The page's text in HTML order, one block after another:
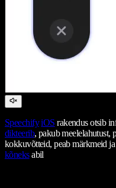
Speechify iOS rakendus otsib
dikteerib, pakub meelelahutust,
kokkuvõtteid, peab märkmeid
kõneksabil